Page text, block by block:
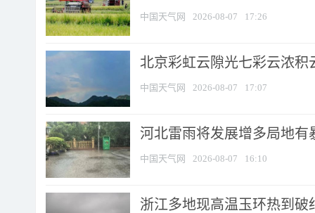
中国天气网 2026-08-07 17:26
北京彩虹云隙光七彩云浓积
中国天气网 2026-08-07 17:07
河北雷雨将发展增多局地有
中国天气网 2026-08-07 16:10
浙江多地现高温玉环热到破